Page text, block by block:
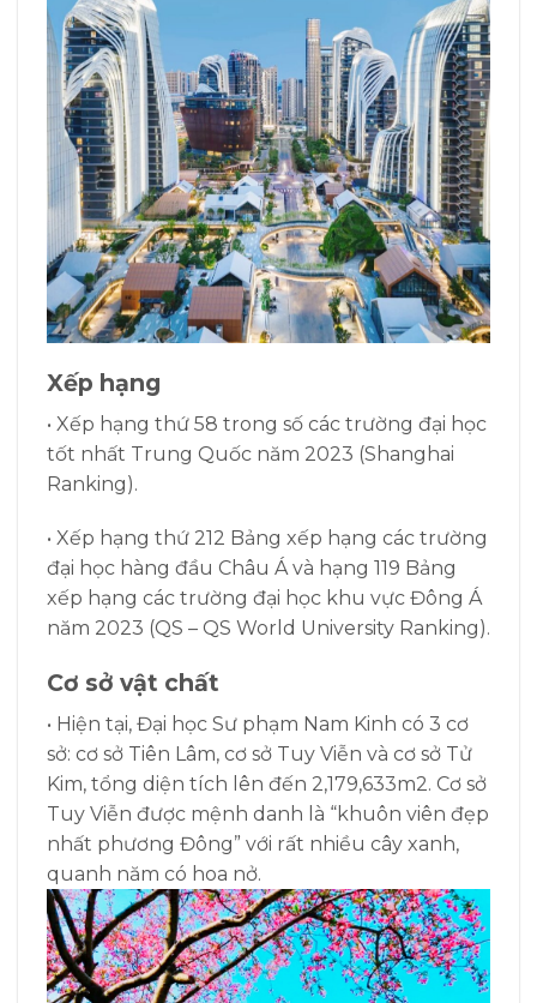
Xếp hạng
• Xếp hạng thứ 58 trong số các trường đại học
tốt nhất Trung Quốc năm 2023 (Shanghai
Ranking).
• Xếp hạng thứ 212 Bảng xếp hạng các trường
đại học hàng đầu Châu Á và hạng 119 Bảng
xếp hạng các trường đại học khu vực Đông Á
năm 2023 (QS – QS World University Ranking).
Cơ sở vật chất
• Hiện tại, Đại học Sư phạm Nam Kinh có 3 cơ
sở: cơ sở Tiên Lâm, cơ sở Tuy Viễn và cơ sở Tử
Kim, tổng diện tích lên đến 2,179,633m2. Cơ sở
Tuy Viễn được mệnh danh là “khuôn viên đẹp
nhất phương Đông” với rất nhiều cây xanh,
quanh năm có hoa nở.